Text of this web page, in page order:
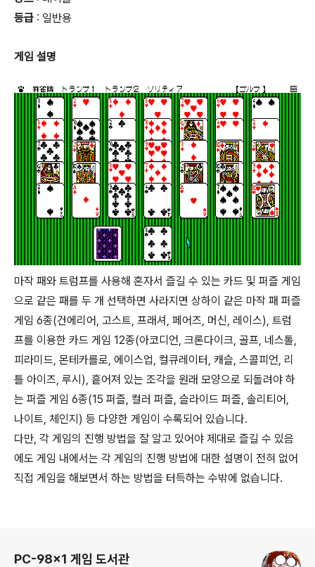
등급 : 일반용
게임 설명
마작 패와 트럼프를 사용해 혼자서 즐길 수 있는 카드 및 퍼즐 게임
으로 같은 패를 두 개 선택하면 사라지면 상하이 같은 마작 패 퍼즐
게임 6종(건에리어, 고스트, 프래셔, 페어즈, 머신, 레이스), 트럼
프를 이용한 카드 게임 12종(아코디언, 크론다이크, 골프, 네스톨,
피라미드, 몬테카를로, 에이스업, 컬큐레이터, 캐슬, 스콜피언, 리
틀 아이즈, 루시), 흩어져 있는 조각을 원래 모양으로 되돌려야 하
는 퍼즐 게임 6종(15 퍼즐, 컬러 퍼즐, 슬라이드 퍼즐, 솔리티어,
나이트, 체인지) 등 다양한 게임이 수록되어 있습니다.
다만, 각 게임의 진행 방법을 잘 알고 있어야 제대로 즐길 수 있음
에도 게임 내에서는 각 게임의 진행 방법에 대한 설명이 전혀 없어
직접 게임을 해보면서 하는 방법을 터득하는 수밖에 없습니다.
PC-98x1 게임 도서관